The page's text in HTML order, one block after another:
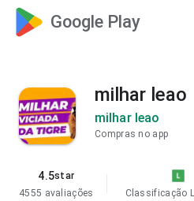
Google Play
milhar leao
milhar leao
Compras no app
4.5star
4555 avaliações
Classificação